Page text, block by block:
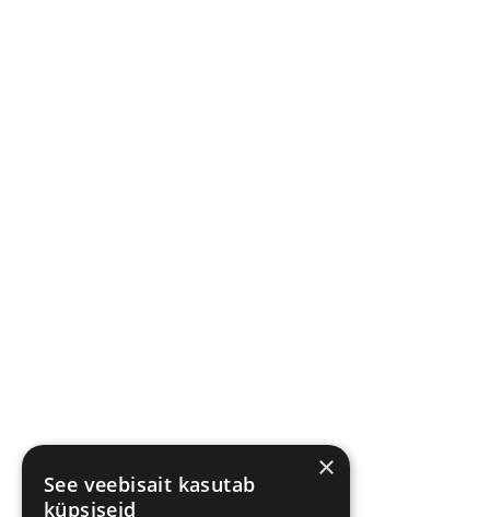
×
See veebisait kasutab
küpsiseid